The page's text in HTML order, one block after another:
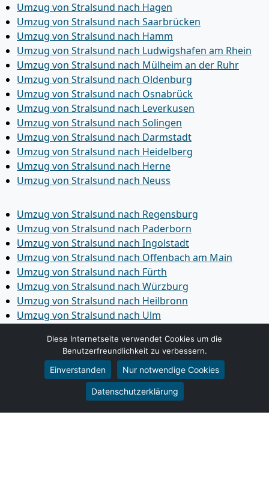
Umzug von Stralsund nach Hagen
Umzug von Stralsund nach Saarbrücken
Umzug von Stralsund nach Hamm
Umzug von Stralsund nach Ludwigshafen am Rhein
Umzug von Stralsund nach Mülheim an der Ruhr
Umzug von Stralsund nach Oldenburg
Umzug von Stralsund nach Osnabrück
Umzug von Stralsund nach Leverkusen
Umzug von Stralsund nach Solingen
Umzug von Stralsund nach Darmstadt
Umzug von Stralsund nach Heidelberg
Umzug von Stralsund nach Herne
Umzug von Stralsund nach Neuss
Umzug von Stralsund nach Regensburg
Umzug von Stralsund nach Paderborn
Umzug von Stralsund nach Ingolstadt
Umzug von Stralsund nach Offenbach am Main
Umzug von Stralsund nach Fürth
Umzug von Stralsund nach Würzburg
Umzug von Stralsund nach Heilbronn
Umzug von Stralsund nach Ulm
Umzug von Stralsund nach Wolfsburg
Umzug von Stralsund nach Bottrop
Umzug von Stralsund nach Göttingen
Umzug von Stralsund nach Reutlingen
Umzug von Stralsund nach Bremer­haven
Umzug von Stralsund nach Koblenz
Diese Internetseite verwendet Cookies um die
Benutzerfreundlichkeit zu verbessern.
Einverstanden Nur notwendige Cookies
Datenschutzerklärung